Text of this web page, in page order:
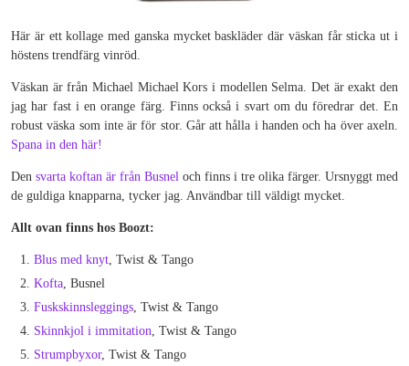
Här är ett kollage med ganska mycket baskläder där väskan får sticka ut i
höstens trendfärg vinröd.
Väskan är från Michael Michael Kors i modellen Selma. Det är exakt den
jag har fast i en orange färg. Finns också i svart om du föredrar det. En
robust väska som inte är för stor. Går att hålla i handen och ha över axeln.
Spana in den här!
Den svarta koftan är från Busnel och finns i tre olika färger. Ursnyggt med
de guldiga knapparna, tycker jag. Användbar till väldigt mycket.
Allt ovan finns hos Boozt:
Blus med knyt, Twist & Tango
Kofta, Busnel
Fuskskinnsleggings, Twist & Tango
Skinnkjol i immitation, Twist & Tango
Strumpbyxor, Twist & Tango